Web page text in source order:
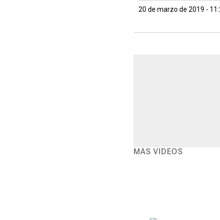
20 de marzo de 2019 -
MÁS VIDEOS